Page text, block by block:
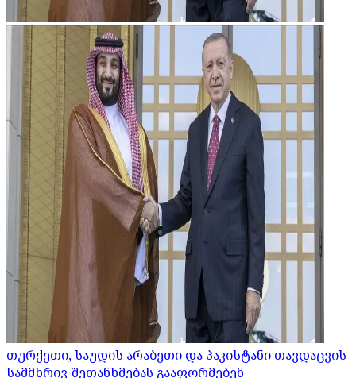
თურქეთი, საუდის არაბეთი და პაკისტანი თავდაცვის
სამმხრივ შეთანხმებას გააფორმებენ